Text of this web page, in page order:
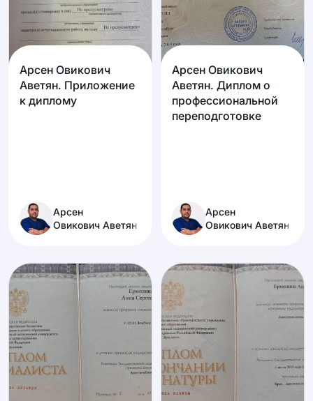
Арсен Овикович
Аветян. Приложение
к диплому
Арсен
Овикович Аветян
Арсен Овикович
Аветян. Диплом о
профессиональной
переподготовке
Арсен
Овикович Аветян